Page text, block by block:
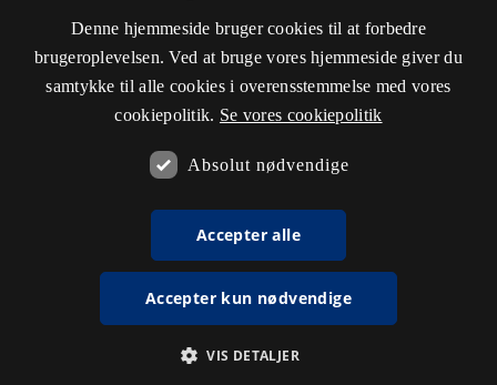
Denne hjemmeside bruger cookies til at forbedre
brugeroplevelsen. Ved at bruge vores hjemmeside giver du
samtykke til alle cookies i overensstemmelse med vores
cookiepolitik. Se vores cookiepolitik
Absolut nødvendige
Accepter alle
Accepter kun nødvendige
VIS DETALJER